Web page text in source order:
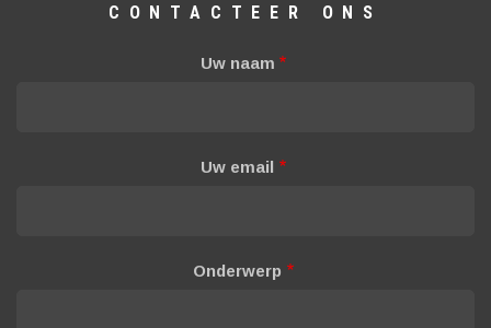
CONTACTEER ONS
Uw naam
Uw email
Onderwerp